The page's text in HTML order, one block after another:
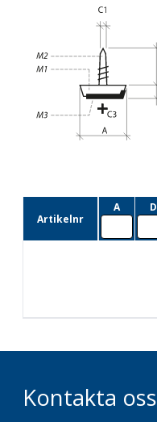
Artikelnr
A D
Kontakta oss